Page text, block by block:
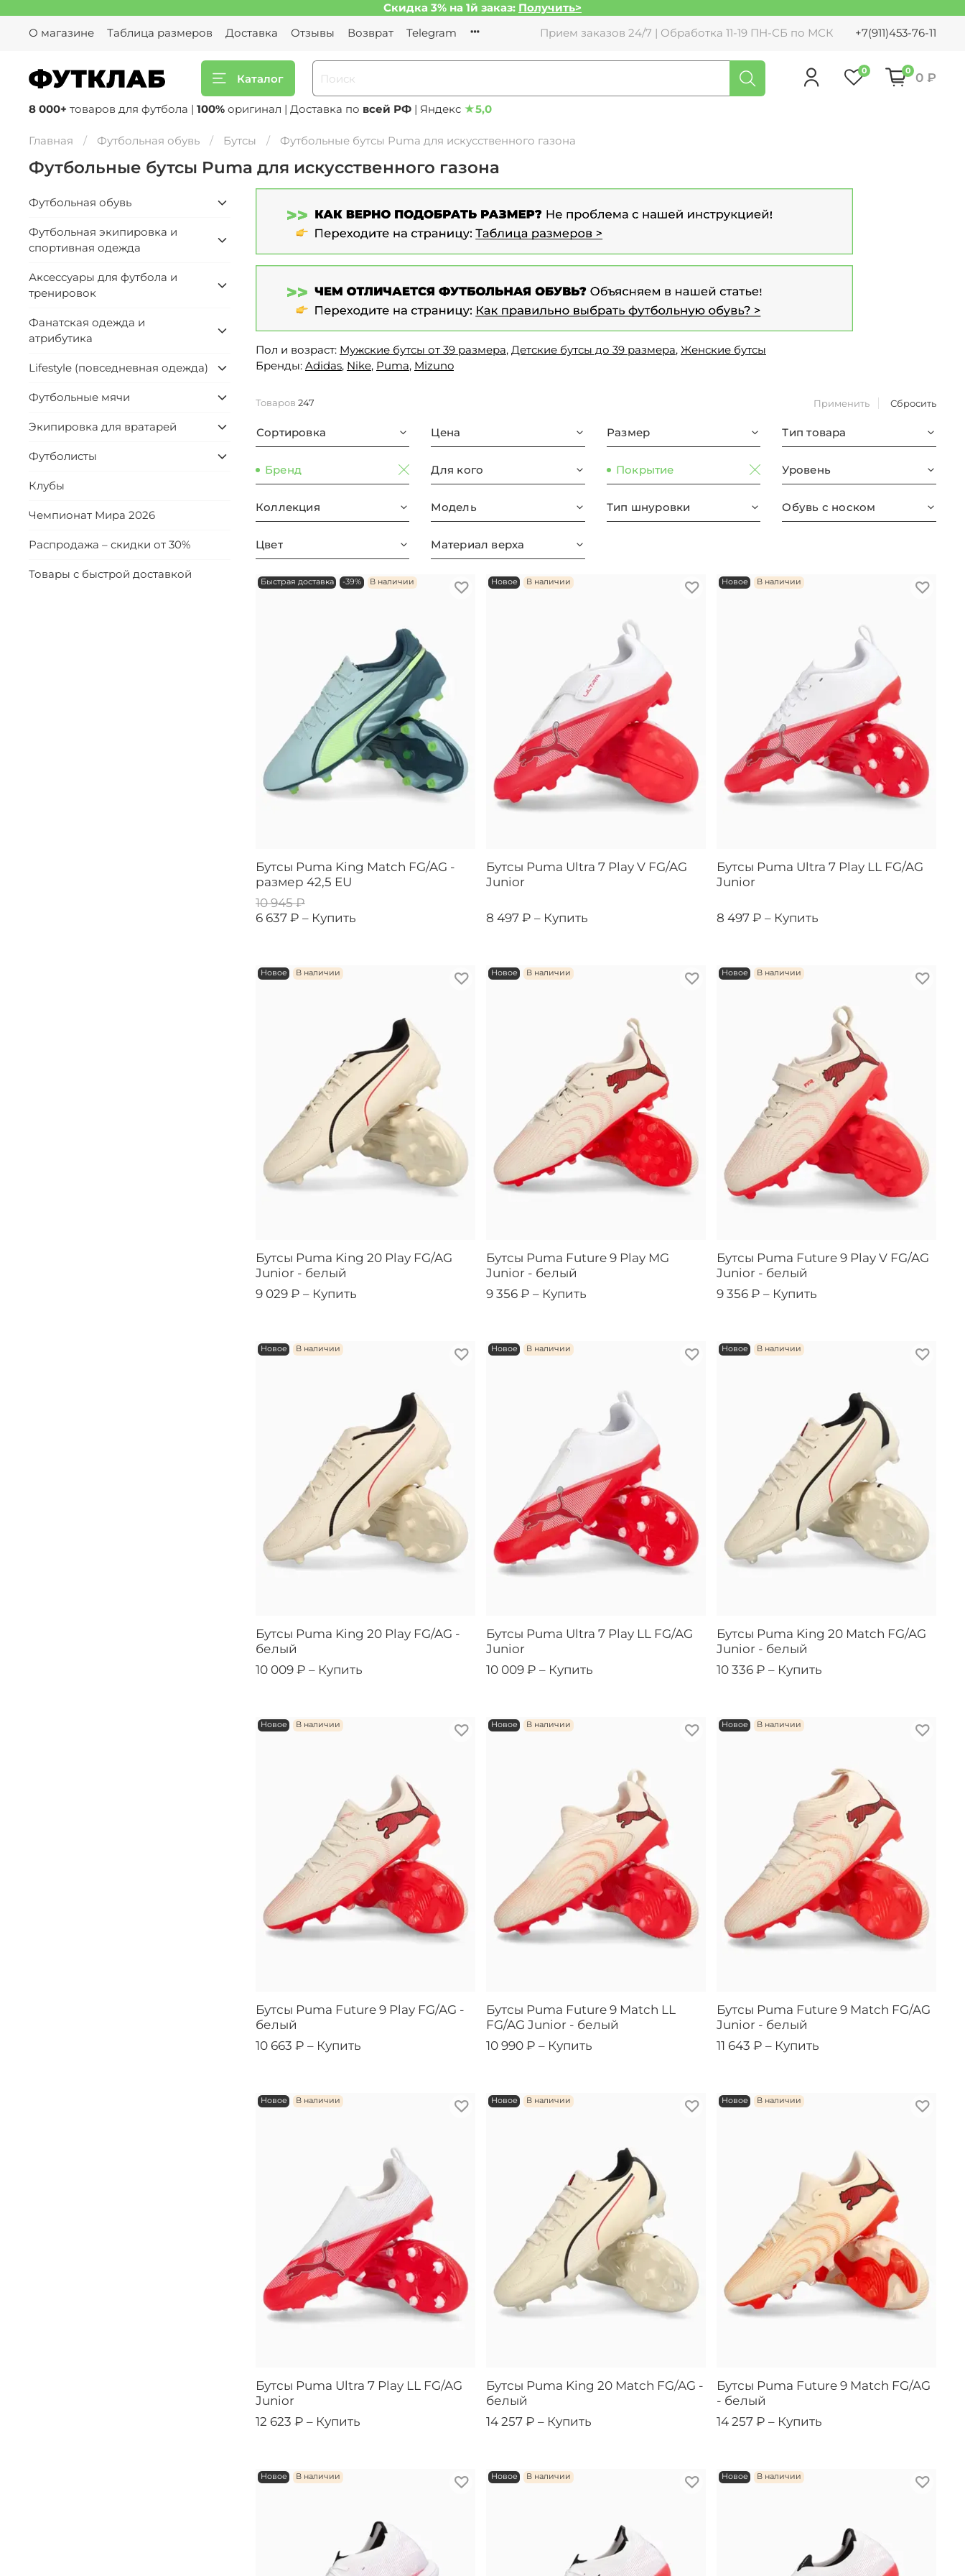
Скидка 3% на 1й заказ: Получить>
О магазине
Таблица размеров Доставка Отзывы Возврат Telegram Прием заказов 24/7 | Обработка 11-19 ПН-СБ по МСК +7(911)453-76-11
Каталог
0 0 0 ₽
8 000+ товаров для футбола | 100% оригинал | Доставка по всей РФ | Яндекс ★5,0
Главная Футбольная обувь Бутсы Футбольные бутсы Puma для искусственного газона
Футбольные бутсы Puma для искусственного газона
Пол и возраст: Мужские бутсы от 39 размера, Детские бутсы до 39 размера, Женские бутсы
Бренды: Adidas, Nike, Puma, Mizuno
Товаров 247 Применить Сбросить
Сортировка Цена Размер Тип товара
Бренд Для кого Покрытие Уровень
Коллекция Модель Тип шнуровки Обувь с носком
Цвет Материал верха
Быстрая доставка -39% В наличии
Бутсы Puma King Match FG/AG -
размер 42,5 EU
10 945 ₽
6 637 ₽ – Купить
Новое В наличии
Бутсы Puma Ultra 7 Play V FG/AG
Junior
8 497 ₽ – Купить
Новое В наличии
Бутсы Puma Ultra 7 Play LL FG/AG
Junior
8 497 ₽ – Купить
Новое В наличии
Бутсы Puma King 20 Play FG/AG
Junior - белый
9 029 ₽ – Купить
Новое В наличии
Бутсы Puma Future 9 Play MG
Junior - белый
9 356 ₽ – Купить
Новое В наличии
Бутсы Puma Future 9 Play V FG/AG
Junior - белый
9 356 ₽ – Купить
Новое В наличии
Бутсы Puma King 20 Play FG/AG -
белый
10 009 ₽ – Купить
Новое В наличии
Бутсы Puma Ultra 7 Play LL FG/AG
Junior
10 009 ₽ – Купить
Новое В наличии
Бутсы Puma King 20 Match FG/AG
Junior - белый
10 336 ₽ – Купить
Новое В наличии
Бутсы Puma Future 9 Play FG/AG -
белый
10 663 ₽ – Купить
Новое В наличии
Бутсы Puma Future 9 Match LL
FG/AG Junior - белый
10 990 ₽ – Купить
Новое В наличии
Бутсы Puma Future 9 Match FG/AG
Junior - белый
11 643 ₽ – Купить
Новое В наличии
Бутсы Puma Ultra 7 Play LL FG/AG
Junior
12 623 ₽ – Купить
Новое В наличии
Бутсы Puma King 20 Match FG/AG -
белый
14 257 ₽ – Купить
Новое В наличии
Бутсы Puma Future 9 Match FG/AG
- белый
14 257 ₽ – Купить
Новое В наличии Новое В наличии Новое В наличии
Футбольная обувь
Футбольная экипировка и
спортивная одежда
Аксессуары для футбола и
тренировок
Фанатская одежда и
атрибутика
Lifestyle (повседневная одежда)
Футбольные мячи
Экипировка для вратарей
Футболисты
Клубы
Чемпионат Мира 2026
Распродажа – скидки от 30%
Товары с быстрой доставкой